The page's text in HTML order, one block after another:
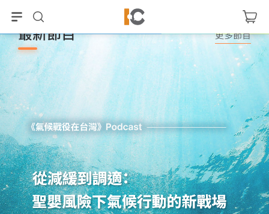
最新節目 更多節目
百珊FUN音樂-我心頌揚
柳百珊
晚安．月亮─床邊故事
小青姐姐